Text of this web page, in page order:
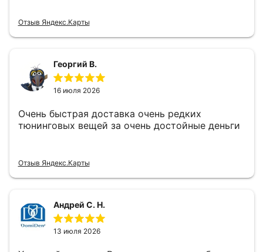
Отзыв Яндекс.Карты
Георгий В.
16 июля 2026
Очень быстрая доставка очень редких
тюнинговых вещей за очень достойные деньги
Отзыв Яндекс.Карты
Андрей С. Н.
13 июля 2026